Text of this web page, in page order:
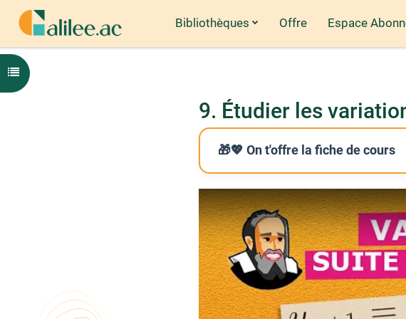
Passer au contenu principal Bibliothèques Offre Espace
Ouvrir l'index du cours
9. Étudier les
🎁💖 On t'offre la fiche de cours